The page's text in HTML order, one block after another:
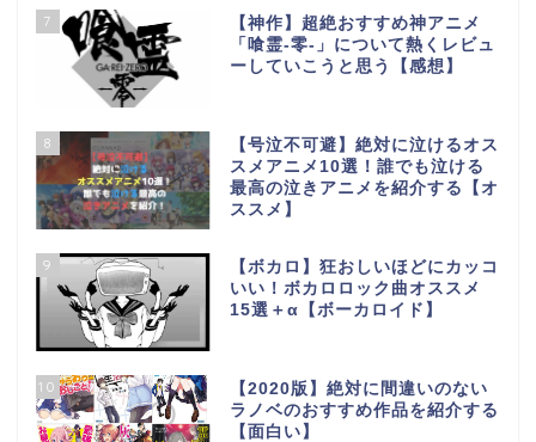
7
【神作】超絶おすすめ神アニメ
「喰霊-零-」について熱くレビュ
ーしていこうと思う【感想】
8
【号泣不可避】絶対に泣けるオス
スメアニメ10選！誰でも泣ける
最高の泣きアニメを紹介する【オ
ススメ】
9
【ボカロ】狂おしいほどにカッコ
いい！ボカロロック曲オススメ
15選＋α【ボーカロイド】
10
【2020版】絶対に間違いのない
ラノベのおすすめ作品を紹介する
【面白い】